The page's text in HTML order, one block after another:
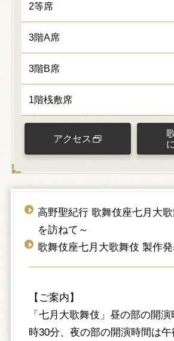
2等席
3階A席
3階B席
1階桟敷席
アクセス
高野聖紀行 歌舞伎座七月大
を訪ねて～
歌舞伎座七月大歌舞伎 製作
【ご案内】
「七月大歌舞伎」昼の部の開
時30分、夜の部の開演時間は